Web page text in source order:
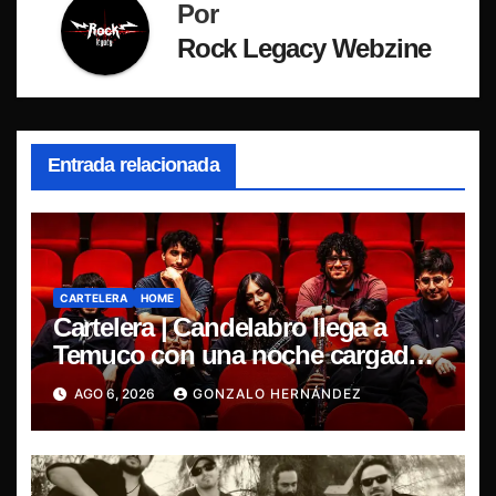
Por
Rock Legacy Webzine
Entrada relacionada
CARTELERA HOME
Cartelera | Candelabro llega a
Temuco con una noche cargada
de indie
AGO 6, 2026 GONZALO HERNÁNDEZ